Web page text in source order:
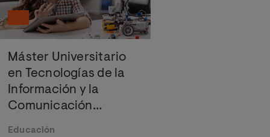
Máster Universitario
en Tecnologías de la
Información y la
Comunicación
Educación